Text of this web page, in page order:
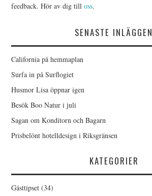
feedback. Hör av dig tilloss.
SENASTE INLÄGGEN
California på hemmaplan
Surfa in på Surflogiet
Husmor Lisa öppnar igen
Besök Boo Natur i juli
Sagan om Konditorn och Bagarn
Prisbelönt hotelldesign i Riksgränsen
KATEGORIER
Gästtipset (34)